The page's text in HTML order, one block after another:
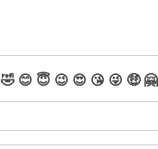
🤣 😊 😇 😉 😍 😘 😜 🤑 🤗